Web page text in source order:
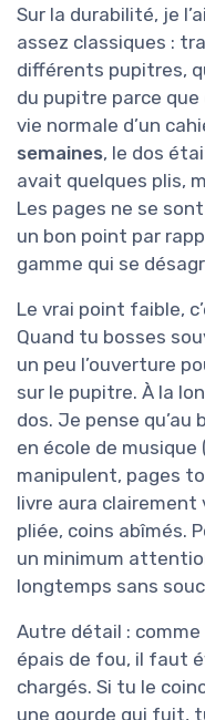
Sur la durabilité, je
assez classiques :
différents pupitres,
du pupitre parce que
vie normale d’un
semaines, le dos
avait quelques plis,
Les pages ne se
un bon point par
gamme qui se
Le vrai point faible,
Quand tu bosses
un peu l’ouverture
sur le pupitre. À la
dos. Je pense qu’au
en école de musique
manipulent, pages
livre aura
pliée, coins abîmés.
un minimum
longtemps sans
Autre détail :
épais de fou, il faut
chargés. Si tu le
une gourde qui fuit,